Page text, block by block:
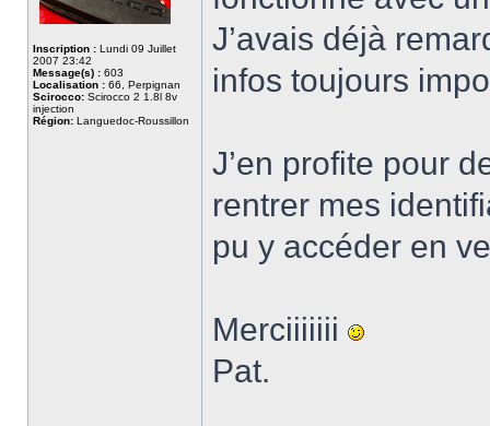
Inscription : Lundi 09 Juillet
2007 23:42
Message(s) : 603
Localisation : 66, Perpignan
Scirocco: Scirocco 2 1.8l 8v
injection
Région: Languedoc-Roussillon
J’avais déjà
infos toujours
J’en profite pour
rentrer mes
pu y accéder en
Merciiiiiii
Pat.